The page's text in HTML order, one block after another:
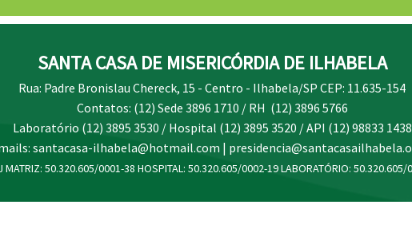
SANTA CASA DE MISERICÓRDIA DE ILHABELA
Rua: Padre Bronislau Chereck, 15 - Centro - Ilhabela/SP CEP: 11.635-154
Contatos: (12) Sede 3896 1710 / RH (12) 3896 5766
Laboratório (12) 3895 3530 / Hospital (12) 3895 3520 / API (12) 98833 1438
santacasa-ilhabela@hotmail.com |
MATRIZ: 50.320.605/0001-38 HOSPITAL: 50.320.605/0002-19 LABORATÓRIO: 50.320.605/